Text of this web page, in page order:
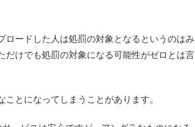
ロードした人は処罰の対象となるというのはみ
だけでも処罰の対象になる可能性がゼロとは言
とになってしまうことがあります。